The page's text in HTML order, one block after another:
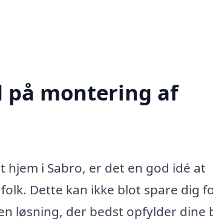
montering af
i Sabro, er det en god idé at
Dette kan ikke blot spare dig
løsning, der bedst opfylder dine